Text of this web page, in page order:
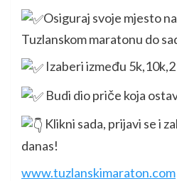
Osiguraj svoje mjesto
Tuzlanskom maratonu do
Izaberi između
Budi dio priče koja
Klikni sada, prijavi se i
danas!
www.tuzlanskimaraton.com